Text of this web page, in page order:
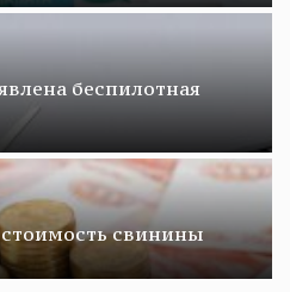
беспилотная
свинины